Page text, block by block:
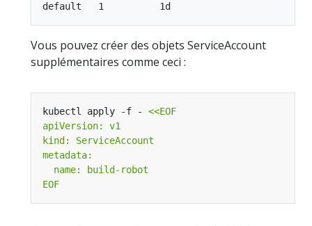
Vous pouvez créer des objets ServiceAccount
supplémentaires comme ceci :
kubectl apply -f -
EOF